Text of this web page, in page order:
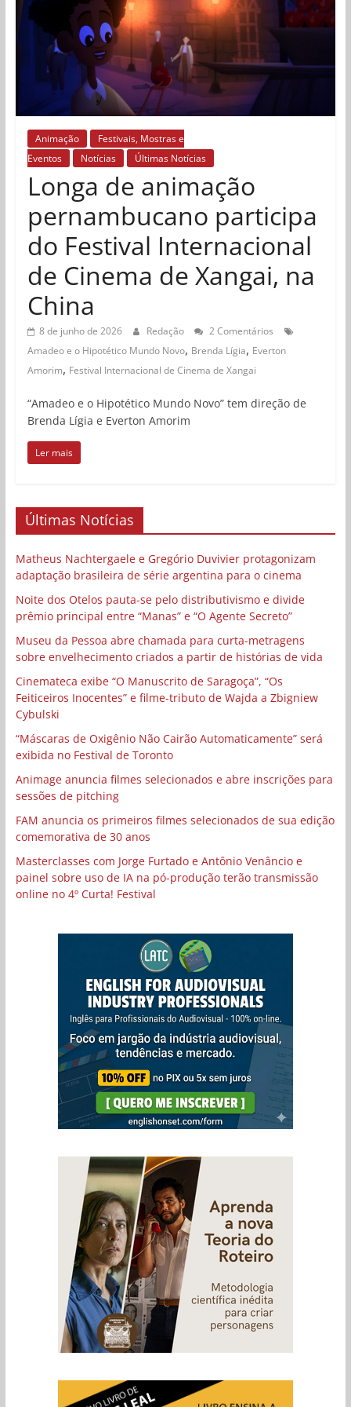
Animação
Festivais, Mostras e
Eventos
Notícias Últimas Notícias
Longa de animação
pernambucano participa
do Festival Internacional
de Cinema de Xangai, na
China
8 de junho de 2026 Redação
2 Comentários
Amadeo e o Hipotético Mundo Novo, Brenda Lígia, Everton
Amorim, Festival Internacional de Cinema de Xangai
“Amadeo e o Hipotético Mundo Novo” tem direção de
Brenda Lígia e Everton Amorim
Ler mais
Últimas Notícias
Matheus Nachtergaele e Gregório Duvivier protagonizam
adaptação brasileira de série argentina para o cinema
Noite dos Otelos pauta-se pelo distributivismo e divide
prêmio principal entre “Manas” e “O Agente Secreto”
Museu da Pessoa abre chamada para curta-metragens
sobre envelhecimento criados a partir de histórias de vida
Cinemateca exibe “O Manuscrito de Saragoça”, “Os
Feiticeiros Inocentes” e filme-tributo de Wajda a Zbigniew
Cybulski
“Máscaras de Oxigênio Não Cairão Automaticamente” será
exibida no Festival de Toronto
Animage anuncia filmes selecionados e abre inscrições para
sessões de pitching
FAM anuncia os primeiros filmes selecionados de sua edição
comemorativa de 30 anos
Masterclasses com Jorge Furtado e Antônio Venâncio e
painel sobre uso de IA na pó-produção terão transmissão
online no 4º Curta! Festival